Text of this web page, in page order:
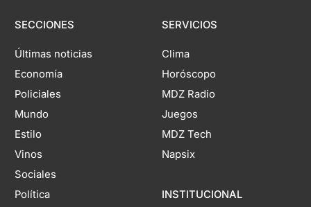
SECCIONES
Últimas noticias
Economía
Policiales
Mundo
Estilo
Vinos
Sociales
Política
SERVICIOS
Clima
Horóscopo
MDZ Radio
Juegos
MDZ Tech
Napsix
INSTITUCIONAL